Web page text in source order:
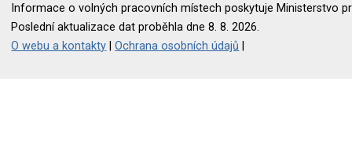
Informace o volných pracovních místech poskytuje Ministerstvo
Poslední aktualizace dat proběhla dne 8. 8. 2026.
O webu a kontakty |Ochrana osobních údajů